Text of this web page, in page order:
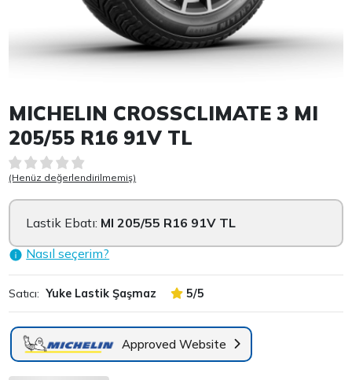
Item 1 of 1
MICHELIN CROSSCLIMATE 3 MI
205/55 R16 91V TL
(Henüz değerlendirilmemiş)
Lastik Ebatı: MI 205/55 R16 91V TL
Nasıl seçerim?
Satıcı: Yuke Lastik Şaşmaz 5/5
Approved Website